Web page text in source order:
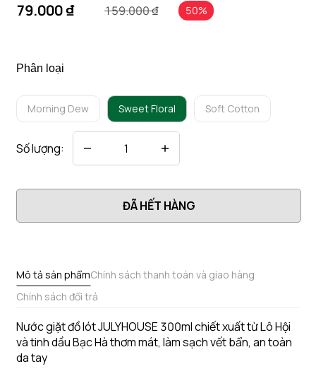
79.000 ₫ 159.000 ₫ 50%
Số lượng:
ĐÃ HẾT HÀNG
Phân loại
Morning Dew Sweet Floral Soft Cotton
Mô tả sản phẩmChính sách thanh toán và giao hàng
Chính sách đổi trả
Nước giặt đồ lót JULYHOUSE 300ml chiết xuất từ Lô Hội
và tinh dầu Bạc Hà thơm mát, làm sạch vết bẩn, an toàn
da tay